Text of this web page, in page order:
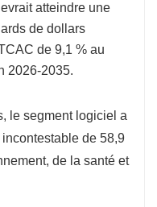
atteindre une
de dollars
de 9,1 % au
2026-2035.
le segment logiciel a
de 58,9
de la santé et